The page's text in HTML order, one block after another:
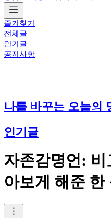
즐겨찾기
전체글
인기글
공지사항
나를 바꾸는 오늘의
인기글
자존감명언: 비
아보게 해준 한